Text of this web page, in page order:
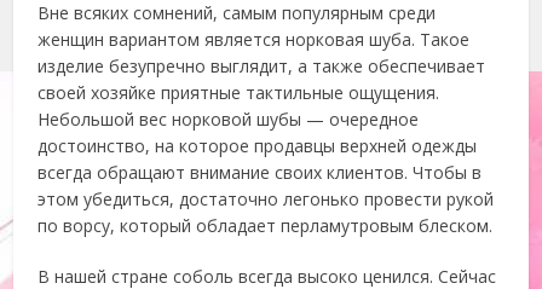
Вне всяких сомнений, самым популярным среди
женщин вариантом является норковая шуба. Такое
изделие безупречно выглядит, а также обеспечивает
своей хозяйке приятные тактильные ощущения.
Небольшой вес норковой шубы — очередное
достоинство, на которое продавцы верхней одежды
всегда обращают внимание своих клиентов. Чтобы в
этом убедиться, достаточно легонько провести рукой
по ворсу, который обладает перламутровым блеском.
В нашей стране соболь всегда высоко ценился. Сейчас